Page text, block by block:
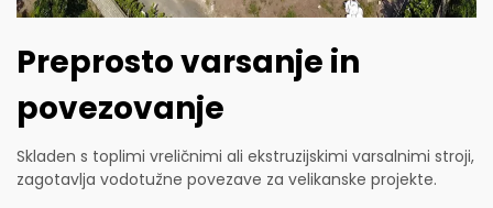
Preprosto varsanje in
povezovanje
Skladen s toplimi vreličnimi ali ekstruzijskimi varsalnimi stroji,
zagotavlja vodotužne povezave za velikanske projekte.